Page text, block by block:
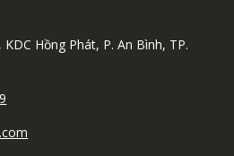
Hồng Phát, P. An Bình, TP.